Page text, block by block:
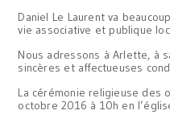
Daniel Le Laurent va
vie associative et publique
Nous adressons à Arlette, à
sincères et affectueuses
La cérémonie religieuse des
octobre 2016 à 10h en